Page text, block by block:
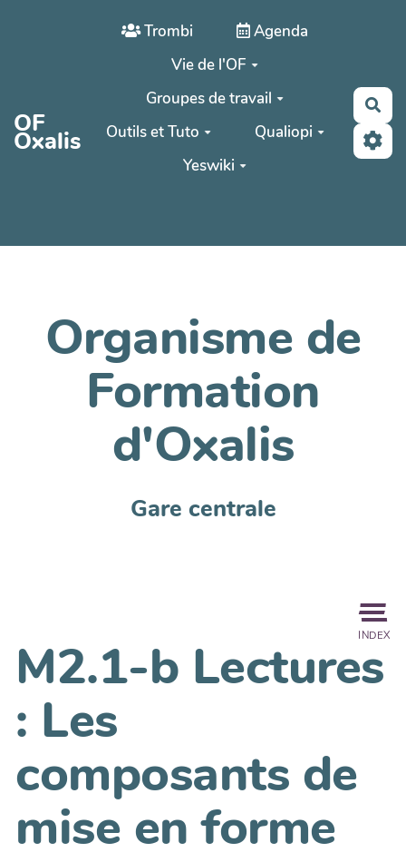
Aller au contenu principal
OF
Oxalis
Trombi
Agenda
Vie de l'OF
Groupes de travail
Outils et Tuto
Qualiopi
Yeswiki
Organisme de
Formation
d'Oxalis
Gare centrale
INDEX
M2.1-b Lectures
: Les
composants de
mise en forme